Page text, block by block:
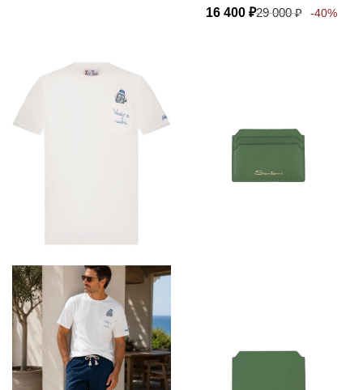
16 400 ₽29 000₽ -40%